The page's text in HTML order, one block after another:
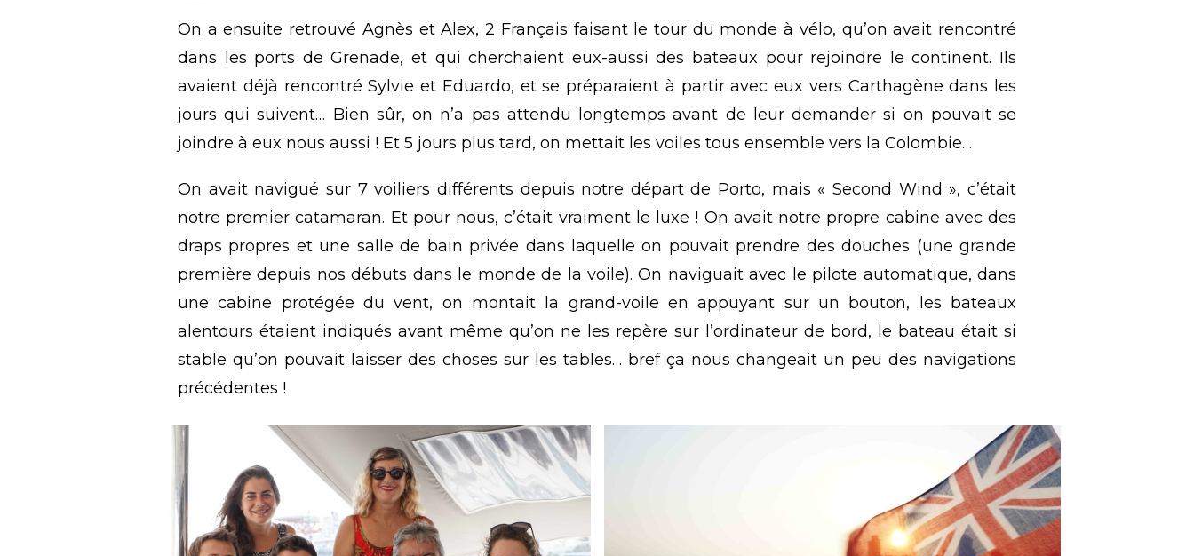
On a ensuite retrouvé Agnès et Alex, 2 Français faisant le tour du monde à vélo, qu’on avait rencontré
dans les ports de Grenade, et qui cherchaient eux-aussi des bateaux pour rejoindre le continent. Ils
avaient déjà rencontré Sylvie et Eduardo, et se préparaient à partir avec eux vers Carthagène dans les
jours qui suivent… Bien sûr, on n’a pas attendu longtemps avant de leur demander si on pouvait se
joindre à eux nous aussi ! Et 5 jours plus tard, on mettait les voiles tous ensemble vers la Colombie…
On avait navigué sur 7 voiliers différents depuis notre départ de Porto, mais « Second Wind », c’était
notre premier catamaran. Et pour nous, c’était vraiment le luxe ! On avait notre propre cabine avec des
draps propres et une salle de bain privée dans laquelle on pouvait prendre des douches (une grande
première depuis nos débuts dans le monde de la voile). On naviguait avec le pilote automatique, dans
une cabine protégée du vent, on montait la grand-voile en appuyant sur un bouton, les bateaux
alentours étaient indiqués avant même qu’on ne les repère sur l’ordinateur de bord, le bateau était si
stable qu’on pouvait laisser des choses sur les tables… bref ça nous changeait un peu des navigations
précédentes !